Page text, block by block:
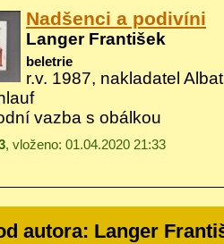
Nadšenci a podivíni
Langer František
beletrie
r.v. 1987, nakladatel
vazba s obálkou
, vloženo: 01.04.2020 21:33
autora: Langer